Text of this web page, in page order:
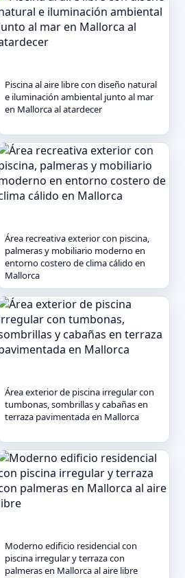
Piscina al aire libre con diseño natural
e iluminación ambiental junto al mar
en Mallorca al atardecer
Área recreativa exterior con piscina,
palmeras y mobiliario moderno en
entorno costero de clima cálido en
Mallorca
Área exterior de piscina irregular con
tumbonas, sombrillas y cabañas en
terraza pavimentada en Mallorca
Moderno edificio residencial con
piscina irregular y terraza con
palmeras en Mallorca al aire libre